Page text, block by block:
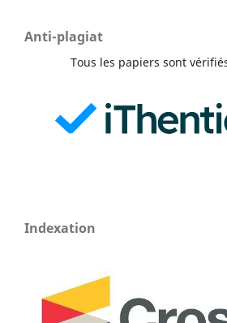
Anti-plagiat
Tous les papiers sont
Indexation